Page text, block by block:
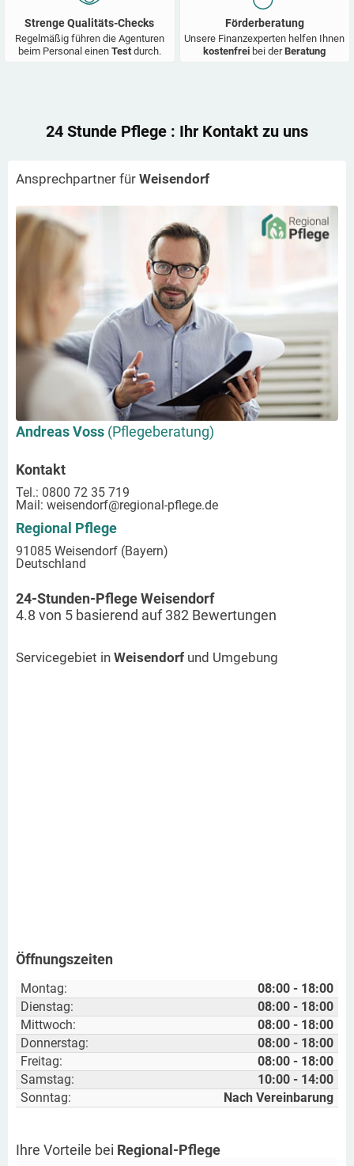
Strenge Qualitäts-Checks
Regelmäßig führen die Agenturen
beim Personal einen Test durch.
Förderberatung
Unsere Finanzexperten helfen Ihnen
kostenfrei bei derBeratung
24 Stunde Pflege : Ihr Kontakt zu uns
Ansprechpartner für Weisendorf
Andreas Voss (Pflegeberatung)
Kontakt
Tel.: 0800 72 35 719
Mail: weisendorf@regional-pflege.de
Regional Pflege
91085 Weisendorf (Bayern)
Deutschland
24-Stunden-Pflege Weisendorf
4.8 von 5 basierend auf382 Bewertungen
Servicegebiet in Weisendorf und Umgebung
Öffnungszeiten
Montag:
08:00 - 18:00
Dienstag:
08:00 - 18:00
Mittwoch:
08:00 - 18:00
Donnerstag:
08:00 - 18:00
Freitag:
08:00 - 18:00
Samstag:
10:00 - 14:00
Sonntag:
Nach Vereinbarung
Ihre Vorteile bei Regional-Pflege